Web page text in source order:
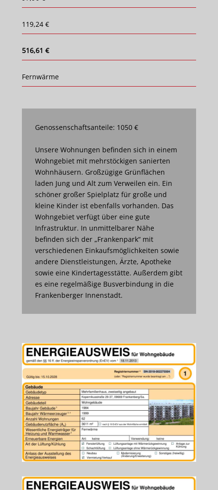
119,24 €
516,61 €
Fernwärme
Genossenschaftsanteile: 1050 €
Unsere Wohnungen befinden sich in einem
Wohngebiet mit mehrstöckigen sanierten
Wohnhäusern. Großzügige Grünflächen
laden Jung und Alt zum Verweilen ein. Ein
schöner großer Spielplatz für große und
kleine Kinder ist ebenfalls vorhanden. Das
Wohngebiet verfügt über eine gute
Infrastruktur. In unmittelbarer Nähe
befinden sich der „Frankenpark“ mit
verschiedenen Einkaufsmöglichkeiten sowie
andere Dienstleistungen, Ärzte, Apotheke
sowie eine Kindertagesstätte. Außerdem gibt
es eine regelmäßige Busverbindung in die
Frankenberger Innenstadt.